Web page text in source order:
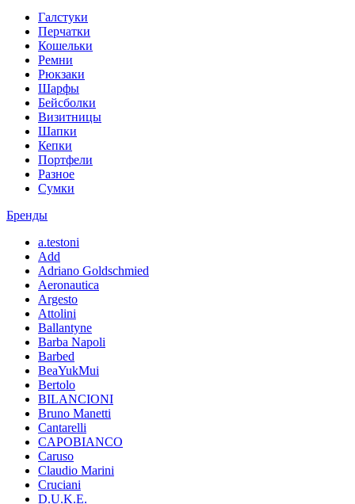
Галстуки
Перчатки
Кошельки
Ремни
Рюкзаки
Шарфы
Бейсболки
Визитницы
Шапки
Кепки
Портфели
Разное
Сумки
Бренды
a.testoni
Add
Adriano Goldschmied
Aeronautica
Argesto
Attolini
Ballantyne
Barba Napoli
Barbed
BeaYukMui
Bertolo
BILANCIONI
Bruno Manetti
Cantarelli
CAPOBIANCO
Caruso
Claudio Marini
Cruciani
D.U.K.E.